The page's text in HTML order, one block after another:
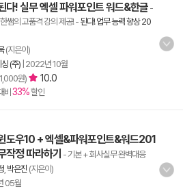
다! 실무 엑셀 파워포인트 워드&한글 -
한쌤의 고품격 강의 제공!- 된다! 업무 능력 향상 20
(지은이)
(주) 2022년 10월
원) 10.0
비 33%할인
도우10 + 엑셀&파워포인트&워드201
작정 따라하기 - 기본 + 회사실무 완벽대응
박은진 (지은이)
05월